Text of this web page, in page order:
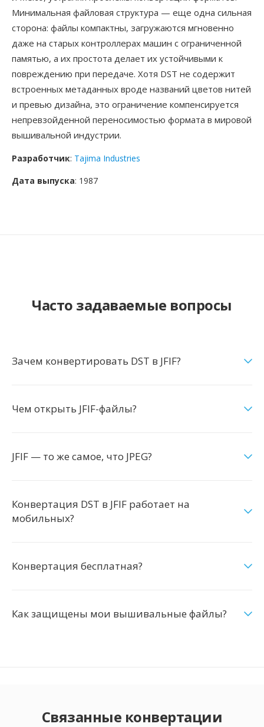
Минимальная файловая структура — еще одна сильная
сторона: файлы компактны, загружаются мгновенно
даже на старых контроллерах машин с ограниченной
памятью, а их простота делает их устойчивыми к
повреждению при передаче. Хотя DST не содержит
встроенных метаданных вроде названий цветов нитей
и превью дизайна, это ограничение компенсируется
непревзойденной переносимостью формата в мировой
вышивальной индустрии.
Разработчик: Tajima Industries
Дата выпуска: 1987
Часто задаваемые вопросы
Зачем конвертировать DST в JFIF?
Чем открыть JFIF-файлы?
JFIF — то же самое, что JPEG?
Конвертация DST в JFIF работает на
мобильных?
Конвертация бесплатная?
Как защищены мои вышивальные файлы?
Связанные конвертации